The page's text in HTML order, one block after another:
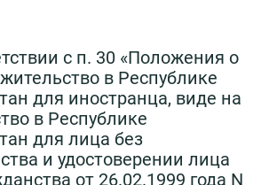
с п. 30 «Положения о
в Республике
для иностранца, виде на
в Республике
для лица без
и удостоверении лица
от 26.02.1999 года N